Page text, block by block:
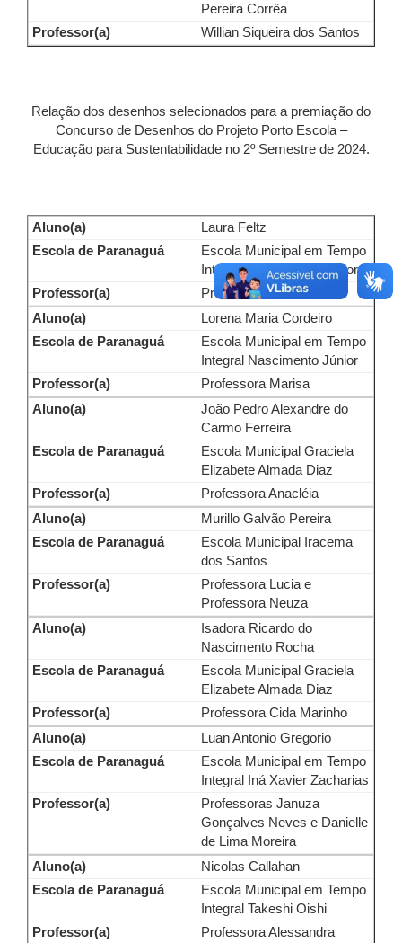
Pereira Corrêa
Willian Siqueira dos Santos
Relação dos desenhos selecionados para a premiação do
Concurso de Desenhos do Projeto Porto Escola –
Educação para Sustentabilidade no 2º Semestre de 2024.
Laura Feltz
Escola Municipal em Tempo
Integral Nascimento Júnior
Professora Marisa
Lorena Maria Cordeiro
Escola Municipal em Tempo
Integral Nascimento Júnior
Professora Marisa
João Pedro Alexandre do
Carmo Ferreira
Escola Municipal Graciela
Elizabete Almada Diaz
Professora Anacléia
Murillo Galvão Pereira
Escola Municipal Iracema
dos Santos
Professora Lucia e
Professora Neuza
Isadora Ricardo do
Nascimento Rocha
Escola Municipal Graciela
Elizabete Almada Diaz
Professora Cida Marinho
Luan Antonio Gregorio
Escola Municipal em Tempo
Integral Iná Xavier Zacharias
Professoras Januza
Gonçalves Neves e Danielle
de Lima Moreira
Nicolas Callahan
Escola Municipal em Tempo
Integral Takeshi Oishi
Professora Alessandra